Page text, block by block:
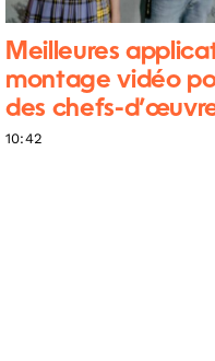
Meilleures
montage vidéo
des chefs-
10:42